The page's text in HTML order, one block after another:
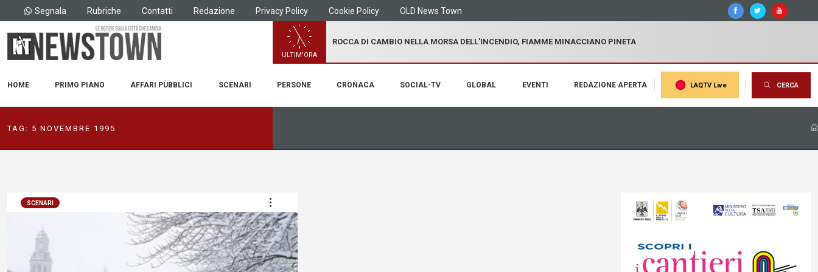
Segnala Rubriche Contatti Redazione Privacy Policy Cookie Policy OLD News Town
ULTIM'ORA
ROCCA DI CAMBIO NELLA MORSA DELL'INCENDIO, FIAMME MINACCIANO PINETA
HOME PRIMO PIANO AFFARI PUBBLICI SCENARI PERSONE CRONACA SOCIAL-TV GLOBAL EVENTI REDAZIONE APERTA LAQTV Live CERCA
TAG: 5 NOVEMBRE 1995
SCENARI